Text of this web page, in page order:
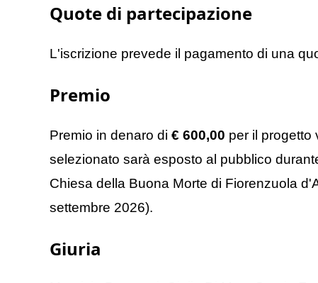
Quote di partecipazione
L'iscrizione prevede il pagamento di una
Premio
Premio in denaro di € 600,00 per il progetto
selezionato sarà esposto al pubblico
Chiesa della Buona Morte di Fiorenzuola
settembre 2026).
Giuria